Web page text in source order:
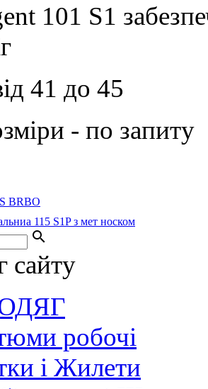
101 S1
41 до 45
- по запиту
BRBO
115 S1P з мет носком
search
сайту
робочі
і Жилети